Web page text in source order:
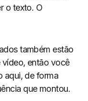
o texto. O
também estão
então você
aqui, de forma
que montou.